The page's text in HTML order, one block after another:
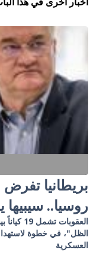
بريطانيا
روسيا.. سيبيها
الظل"، في خطوة
العسكرية